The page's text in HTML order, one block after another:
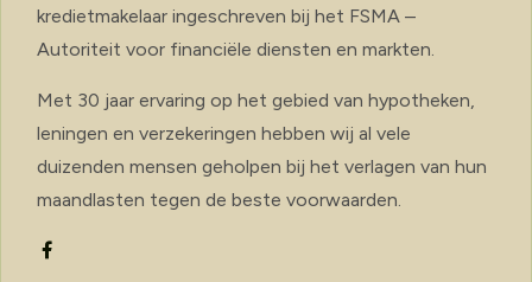
kredietmakelaar ingeschreven bij het FSMA –
Autoriteit voor financiële diensten en markten.
Met 30 jaar ervaring op het gebied van hypotheken,
leningen en verzekeringen hebben wij al vele
duizenden mensen geholpen bij het verlagen van hun
maandlasten tegen de beste voorwaarden.